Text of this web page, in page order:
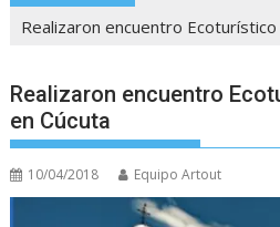
Realizaron encuentro
Realizaron encuentro
en Cúcuta
10/04/2018 Equipo Artout